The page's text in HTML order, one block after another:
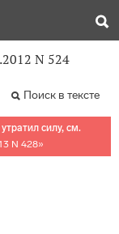
N 524
Поиск в тексте
силу, см.
N 428»